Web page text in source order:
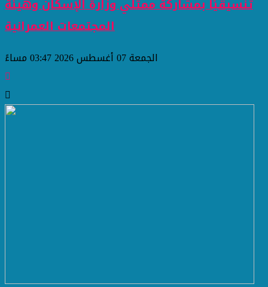
تنسيقيًا بمشاركة ممثلي وزارة الإسكان وهيئة
المجتمعات العمرانية
الجمعة 07 أغسطس 2026 03:47 مساءً